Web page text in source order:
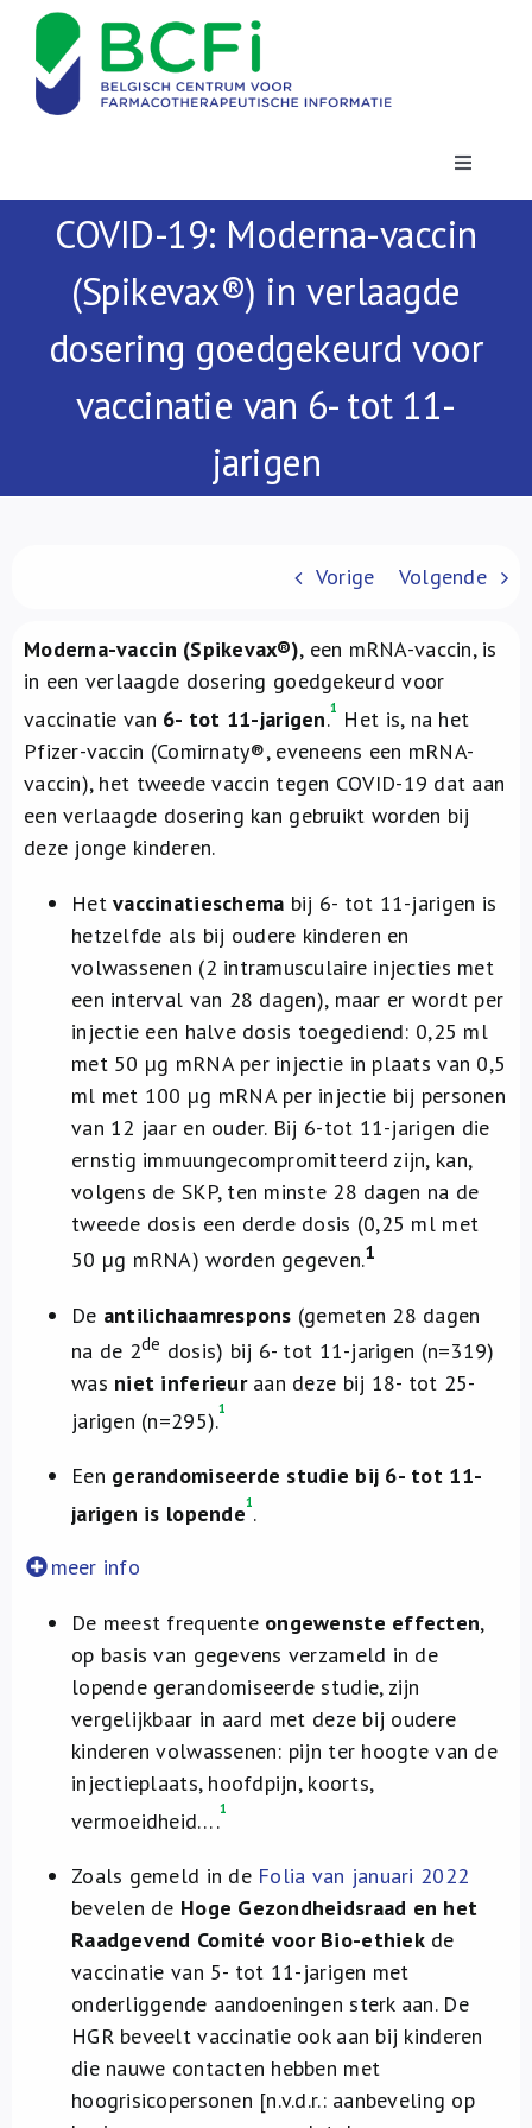
content
Toggle
Nieuws
Publicaties
COVID-19: Moderna-vaccin
(Spikevax®) in verlaagde
dosering goedgekeurd voor
vaccinatie van 6- tot 11-
jarigen
Vorige Volgende
Moderna-vaccin (Spikevax®), een mRNA-vaccin, is
in een verlaagde dosering goedgekeurd voor
vaccinatie van 6- tot 11-jarigen.1 Het is, na het
Pfizer-vaccin (Comirnaty®, eveneens een mRNA-
vaccin), het tweede vaccin tegen COVID-19 dat aan
een verlaagde dosering kan gebruikt worden bij
deze jonge kinderen.
Hetvaccinatieschema bij 6- tot 11-jarigen is
hetzelfde als bij oudere kinderen en
volwassenen (2 intramusculaire injecties met
een interval van 28 dagen), maar er wordt per
injectie een halve dosis toegediend: 0,25 ml
met 50 µg mRNA per injectie in plaats van 0,5
ml met 100 µg mRNA per injectie bij personen
van 12 jaar en ouder. Bij 6-tot 11-jarigen die
ernstig immuungecompromitteerd zijn, kan,
volgens de SKP, ten minste 28 dagen na de
tweede dosis een derde dosis (0,25 ml met
50 µg mRNA) worden gegeven.1
De antilichaamrespons (gemeten 28 dagen
na de 2de dosis) bij 6- tot 11-jarigen (n=319)
was niet inferieuraan deze bij 18- tot 25-
jarigen (n=295).1
Een gerandomiseerde studie bij 6- tot 11-
jarigen is lopende1.
meer info
De meest frequente ongewenste effecten,
op basis van gegevens verzameld in de
lopende gerandomiseerde studie, zijn
vergelijkbaar in aard met deze bij oudere
kinderen volwassenen: pijn ter hoogte van de
injectieplaats, hoofdpijn, koorts,
vermoeidheid….1
Zoals gemeld in de Folia van januari 2022
bevelen de Hoge Gezondheidsraad en het
Raadgevend Comité voor Bio-ethiekde
vaccinatie van 5- tot 11-jarigen met
onderliggende aandoeningen sterk aan. De
HGR beveelt vaccinatie ook aan bij kinderen
die nauwe contacten hebben met
hoogrisicopersonen [n.v.d.r.: aanbeveling op